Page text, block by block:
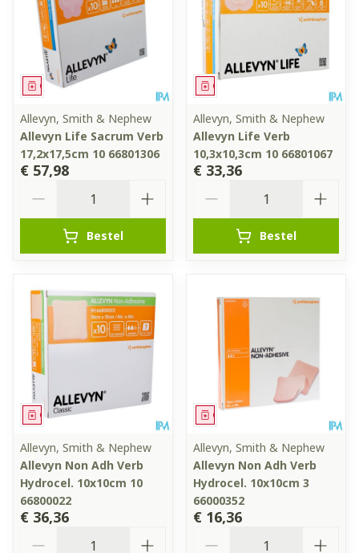
Geneesmiddel
Allevyn, Smith & Nephew
Allevyn Life Sacrum Verb
17,2x17,5cm 10 66801306
€ 57,98
Bestel
Geneesmiddel
Allevyn, Smith & Nephew
Allevyn Life Verb
10,3x10,3cm 10 66801067
€ 33,36
Bestel
Geneesmiddel
Allevyn, Smith & Nephew
Allevyn Non Adh Verb
Hydrocel. 10x10cm 10
66800022
€ 36,36
Geneesmiddel
Allevyn, Smith & Nephew
Allevyn Non Adh Verb
Hydrocel. 10x10cm 3
66000352
€ 16,36